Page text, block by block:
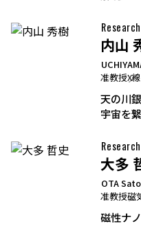
内山
准教授X
天の川
宇宙を
大多
OTA
准教授磁
磁性ナ